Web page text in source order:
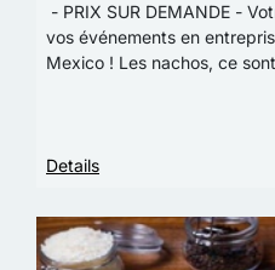
- PRIX SUR DEMANDE -
vos événements en
Mexico ! Les nachos, ce
Details